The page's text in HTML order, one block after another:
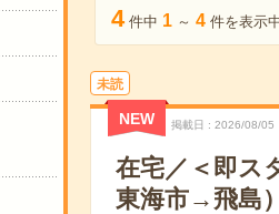
4 件中 1 ～ 4 件を表示
未読
NEW 掲載日 2026/08/05
在宅／＜即ス
東海市→飛島）